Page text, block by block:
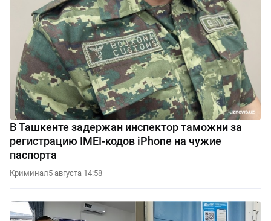
В Ташкенте задержан инспектор таможни за
регистрацию IMEI-кодов iPhone на чужие
паспорта
Криминал5 августа 14:58